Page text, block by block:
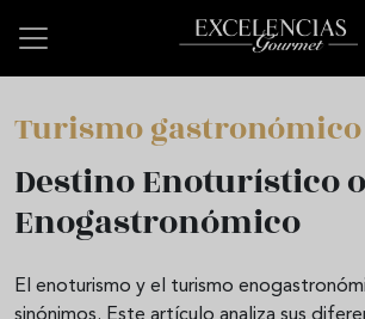
Turismo gastronómico
Destino Enoturístico
Enogastronómico
El enoturismo y el turismo